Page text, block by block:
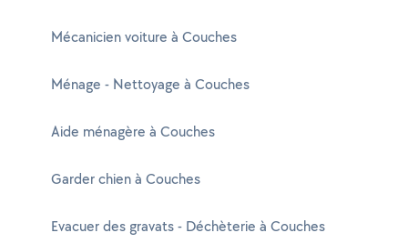
Mécanicien voiture à Couches
Ménage - Nettoyage à Couches
Aide ménagère à Couches
Garder chien à Couches
Evacuer des gravats - Déchèterie à Couches